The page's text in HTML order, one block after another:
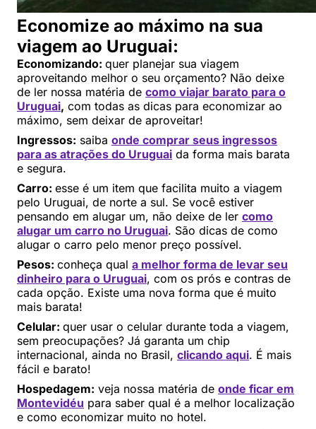
Economize ao máximo na sua
viagem ao Uruguai:
Economizando: quer planejar sua viagem
aproveitando melhor o seu orçamento? Não deixe
de ler nossa matéria de como viajar barato para o
Uruguai, com todas as dicas para economizar ao
máximo, sem deixar de aproveitar!
Ingressos: saiba onde comprar seus ingressos
para as atrações do Uruguai da forma mais barata
e segura.
Carro: esse é um item que facilita muito a viagem
pelo Uruguai, de norte a sul. Se você estiver
pensando em alugar um, não deixe de ler como
alugar um carro no Uruguai. São dicas de como
alugar o carro pelo menor preço possível.
Pesos: conheça qual a melhor forma de levar seu
dinheiro para o Uruguai, com os prós e contras de
cada opção. Existe uma nova forma que é muito
mais barata!
Celular: quer usar o celular durante toda a viagem,
sem preocupações? Já garanta um chip
internacional, ainda no Brasil, clicando aqui. É mais
fácil e barato!
Hospedagem: veja nossa matéria de onde ficar em
Montevidéu para saber qual é a melhor localização
e como economizar muito no hotel.